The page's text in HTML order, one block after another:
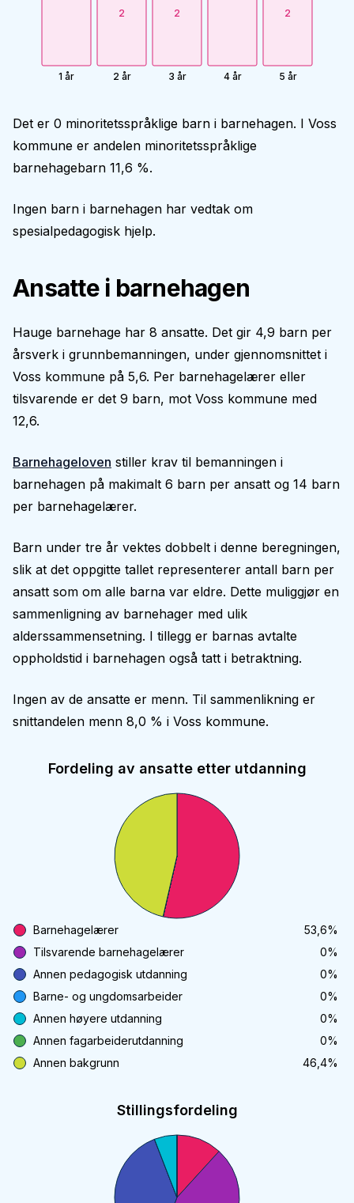
1 år
2
2 år
2
3 år 4 år
2
5 år
Det er 0 minoritetsspråklige barn i barnehagen. I Voss
kommune er andelen minoritetsspråklige
barnehagebarn 11,6 %.
Ingen barn i barnehagen har vedtak om
spesialpedagogisk hjelp.
Ansatte i barnehagen
Hauge barnehage har 8 ansatte. Det gir 4,9 barn per
årsverk i grunnbemanningen, under gjennomsnittet i
Voss kommune på 5,6. Per barnehagelærer eller
tilsvarende er det 9 barn, mot Voss kommune med
12,6.
Barnehageloven stiller krav til bemanningen i
barnehagen på makimalt 6 barn per ansatt og 14 barn
per barnehagelærer.
Barn under tre år vektes dobbelt i denne beregningen,
slik at det oppgitte tallet representerer antall barn per
ansatt som om alle barna var eldre. Dette muliggjør en
sammenligning av barnehager med ulik
alderssammensetning. I tillegg er barnas avtalte
oppholdstid i barnehagen også tatt i betraktning.
Ingen av de ansatte er menn. Til sammenlikning er
snittandelen menn 8,0 % i Voss kommune.
Fordeling av ansatte etter utdanning
Barnehagelærer 53,6%
Tilsvarende barnehagelærer
0%
Annen pedagogisk utdanning
0%
Barne- og ungdomsarbeider
0%
Annen høyere utdanning
0%
Annen fagarbeiderutdanning
0%
Annen bakgrunn
46,4%
Stillingsfordeling